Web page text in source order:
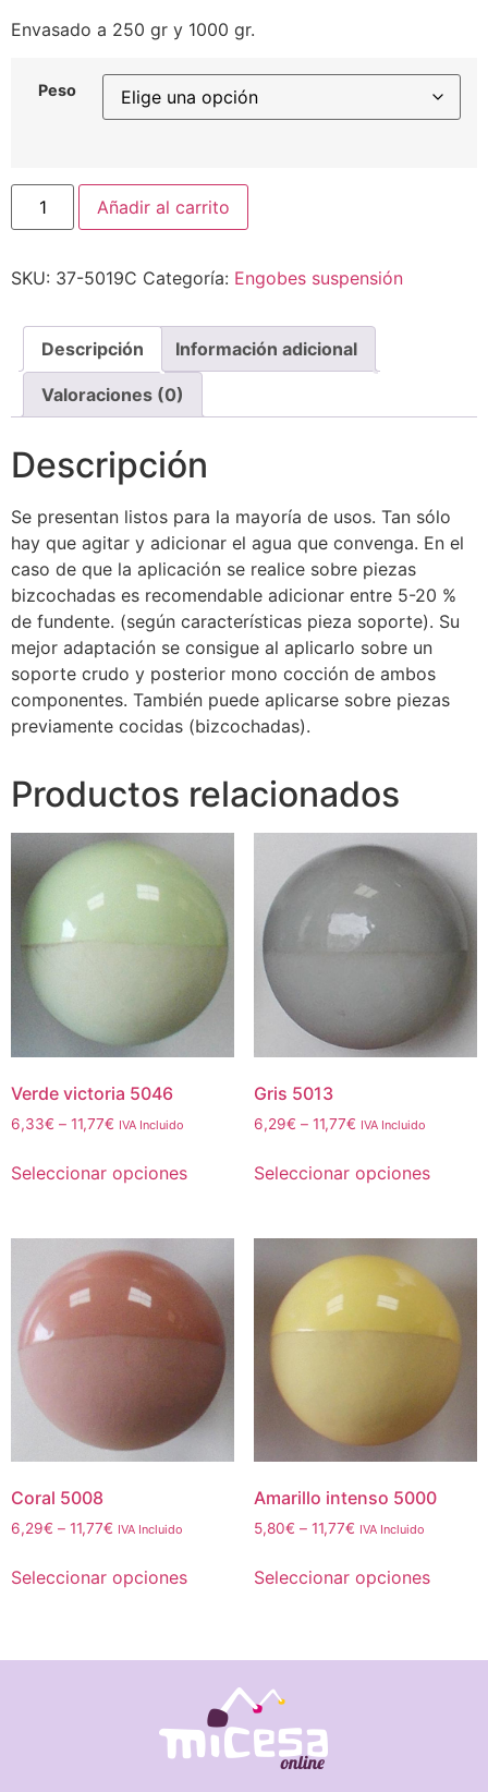
Envasado a 250 gr y 1000 gr.
Peso
Añadir al carrito
SKU: 37-5019C Categoría: Engobes suspensión
Descripción Información adicional
Valoraciones (0)
Descripción
Se presentan listos para la mayoría de usos. Tan sólo
hay que agitar y adicionar el agua que convenga. En el
caso de que la aplicación se realice sobre piezas
bizcochadas es recomendable adicionar entre 5-20 %
de fundente. (según características pieza soporte). Su
mejor adaptación se consigue al aplicarlo sobre un
soporte crudo y posterior mono cocción de ambos
componentes. También puede aplicarse sobre piezas
previamente cocidas (bizcochadas).
Productos relacionados
Verde victoria 5046
6,33€ – 11,77€ IVA Incluido
Seleccionar opciones
Gris 5013
6,29€ – 11,77€ IVA Incluido
Seleccionar opciones
Coral 5008
6,29€ – 11,77€ IVA Incluido
Seleccionar opciones
Amarillo intenso 5000
5,80€ – 11,77€ IVA Incluido
Seleccionar opciones